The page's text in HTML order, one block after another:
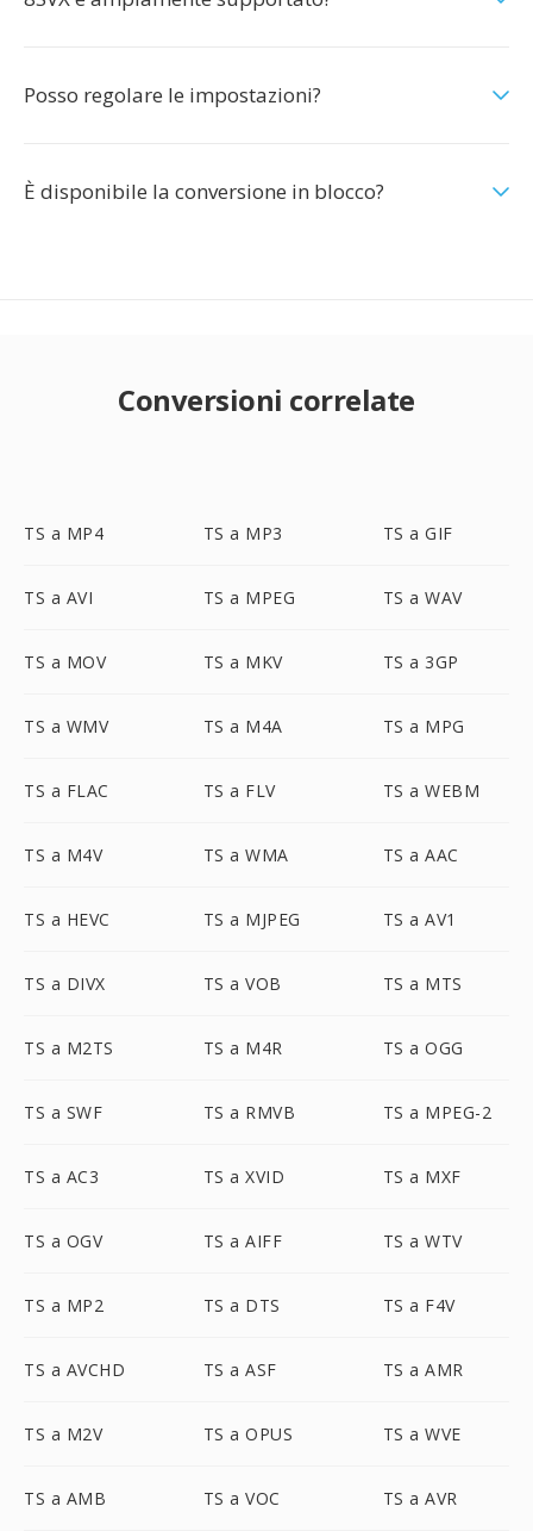
Posso regolare le impostazioni?
È disponibile la conversione in blocco?
Conversioni correlate
TS a MP4 TS a MP3 TS a GIF
TS a AVI TS a MPEG TS a WAV
TS a MOV TS a MKV TS a 3GP
TS a WMV TS a M4A TS a MPG
TS a FLAC TS a FLV TS a WEBM
TS a M4V TS a WMA TS a AAC
TS a HEVC TS a MJPEG TS a AV1
TS a DIVX TS a VOB TS a MTS
TS a M2TS TS a M4R TS a OGG
TS a SWF TS a RMVB TS a MPEG-2
TS a AC3 TS a XVID TS a MXF
TS a OGV TS a AIFF TS a WTV
TS a MP2 TS a DTS TS a F4V
TS a AVCHD TS a ASF TS a AMR
TS a M2V TS a OPUS TS a WVE
TS a AMB TS a VOC TS a AVR